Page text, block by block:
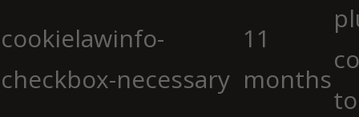
cookielawinfo-
checkbox-necessary
11
months